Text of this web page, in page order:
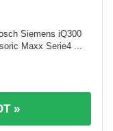
Siemens iQ300
Maxx Serie4 ...
»